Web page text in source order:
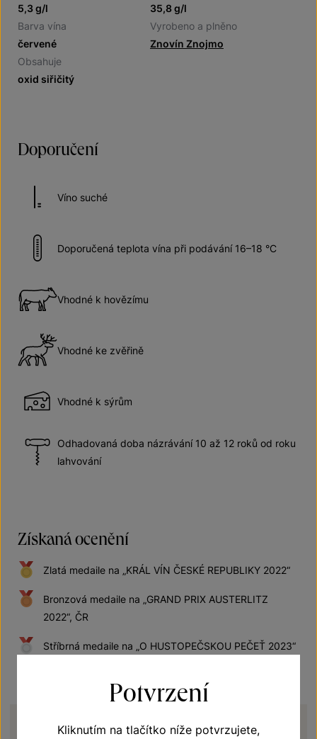
5,3 g/l
35,8 g/l
Barva vína
červené
Vyrobeno a plněno
Znovín Znojmo
Obsahuje
oxid siřičitý
Doporučení
Víno suché
Doporučená teplota vína při podávání 16–18 °C
Vhodné k hovězímu
Vhodné ke zvěřině
Vhodné k sýrům
Odhadovaná doba názrávání 10 až 12 roků od roku
lahvování
Získaná ocenění
Zlatá medaile na „KRÁL VÍN ČESKÉ REPUBLIKY 2022“
Bronzová medaile na „GRAND PRIX AUSTERLITZ
2022“, ČR
Stříbrná medaile na „O HUSTOPEČSKOU PEČEŤ 2023“
Potvrzení
Kliknutím na tlačítko níže potvrzujete,